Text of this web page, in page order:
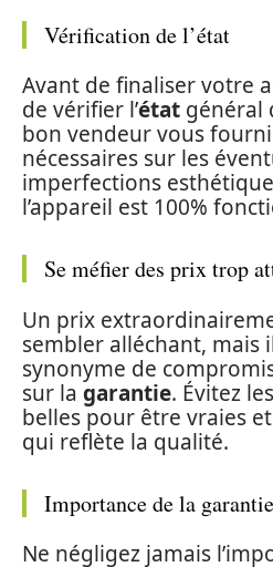
Vérification de l’état
Avant de finaliser votre
de vérifier l’état général
bon vendeur vous
nécessaires sur les
imperfections
l’appareil est 100%
Se méfier des prix trop
Un prix
sembler alléchant, mais
synonyme de
sur la garantie. Évitez
belles pour être vraies
qui reflète la qualité.
Importance de la garantie
Ne négligez jamais